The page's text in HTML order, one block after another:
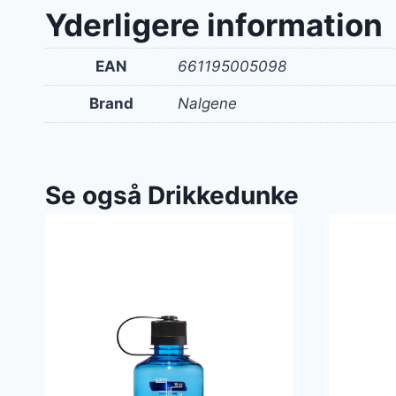
149
Yderligere information
EAN 661195005098
Brand Nalgene
Se også Drikkedunke